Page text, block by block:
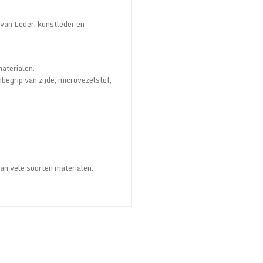
Leder, kunstleder en
van zijde, microvezelstof,
vele soorten materialen.